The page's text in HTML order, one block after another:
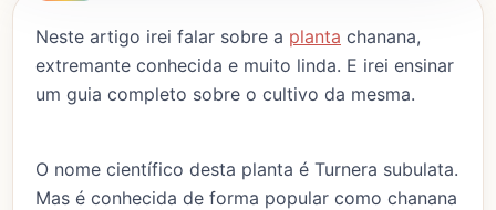
Neste artigo irei falar sobre a planta chanana,
extremante conhecida e muito linda. E irei ensinar
um guia completo sobre o cultivo da mesma.
O nome científico desta planta é Turnera subulata.
Mas é conhecida de forma popular como chanana